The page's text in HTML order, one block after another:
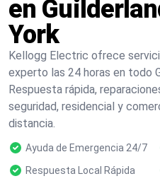
en
York
Kellogg Electric ofrece
experto las 24 horas en todo
Respuesta rápida,
seguridad, residencial y
distancia.
Ayuda de Emergencia 24/7
Respuesta Local Rápida